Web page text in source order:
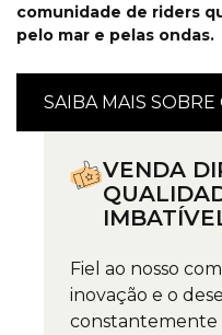
comunidade de riders
pelo mar e pelas ondas.
SAIBA MAIS
VENDA
Fiel ao nosso
inovação e o